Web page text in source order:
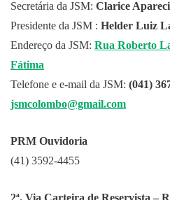
Secretária da JSM: Clarice
Presidente da JSM : Helder Luiz
Endereço da JSM: Rua Roberto
Fátima
Telefone e e-mail da JSM: (041)
jsmcolombo@gmail.com
PRM Ouvidoria
(41) 3592-4455
2ª. Via Carteira de Reservista –